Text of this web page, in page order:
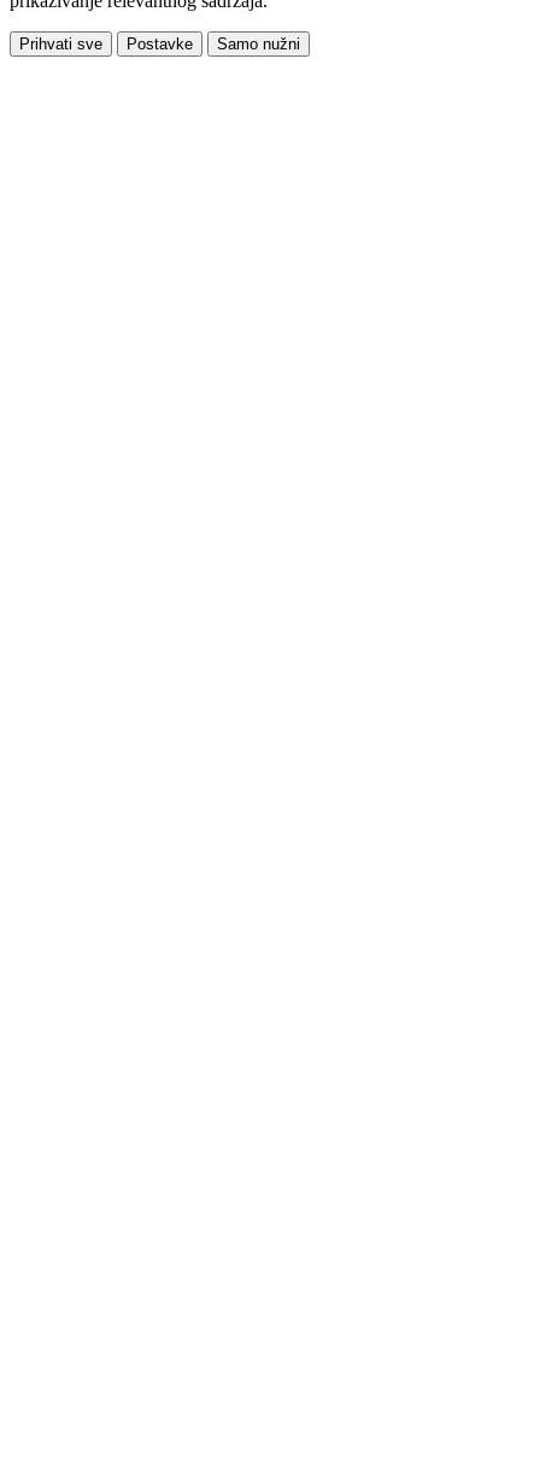
Prihvati sve Postavke Samo nužni